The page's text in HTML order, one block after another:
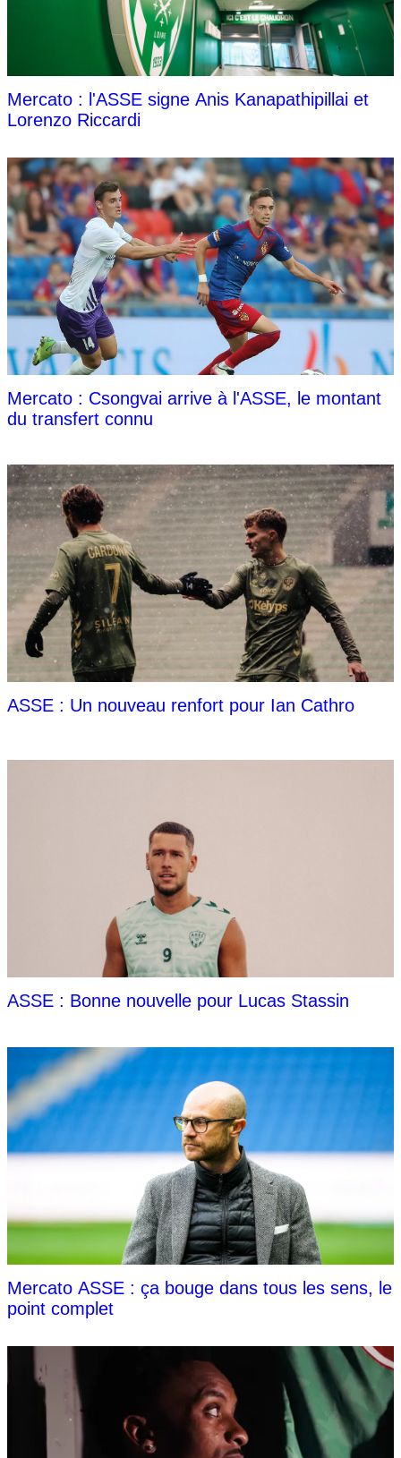
Mercato : l'ASSE signe Anis Kanapathipillai et
Lorenzo Riccardi
Mercato : Csongvai arrive à l'ASSE, le montant
du transfert connu
ASSE : Un nouveau renfort pour Ian Cathro
ASSE : Bonne nouvelle pour Lucas Stassin
Mercato ASSE : ça bouge dans tous les sens, le
point complet